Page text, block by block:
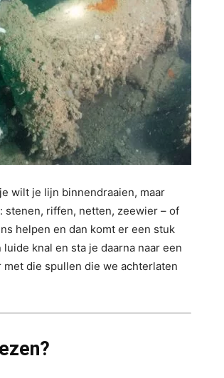
wilt je lijn binnendraaien, maar
stenen, riffen, netten, zeewier – of
helpen en dan komt er een stuk
knal en sta je daarna naar een
die spullen die we achterlaten